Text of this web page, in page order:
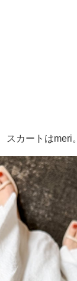
スカートはmeri。